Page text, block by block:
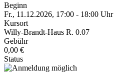
Beginn
Fr., 11.12.2026, 17:00 - 18:00 Uhr
Kursort
Willy-Brandt-Haus R. 0.07
Gebühr
0,00 €
Status